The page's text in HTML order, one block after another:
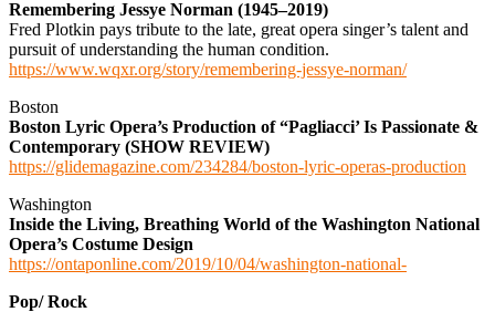
Remembering Jessye Norman (1945–2019)
Fred Plotkin pays tribute to the late, great opera singer’s talent and
pursuit of understanding the human condition.
https://www.wqxr.org/story/remembering-jessye-norman/
Boston
Boston Lyric Opera’s Production of “Pagliacci’ Is Passionate &
Contemporary (SHOW REVIEW)
https://glidemagazine.com/234284/boston-lyric-operas-production
Washington
Inside the Living, Breathing World of the Washington National
Opera’s Costume Design
https://ontaponline.com/2019/10/04/washington-national-
Pop/ Rock